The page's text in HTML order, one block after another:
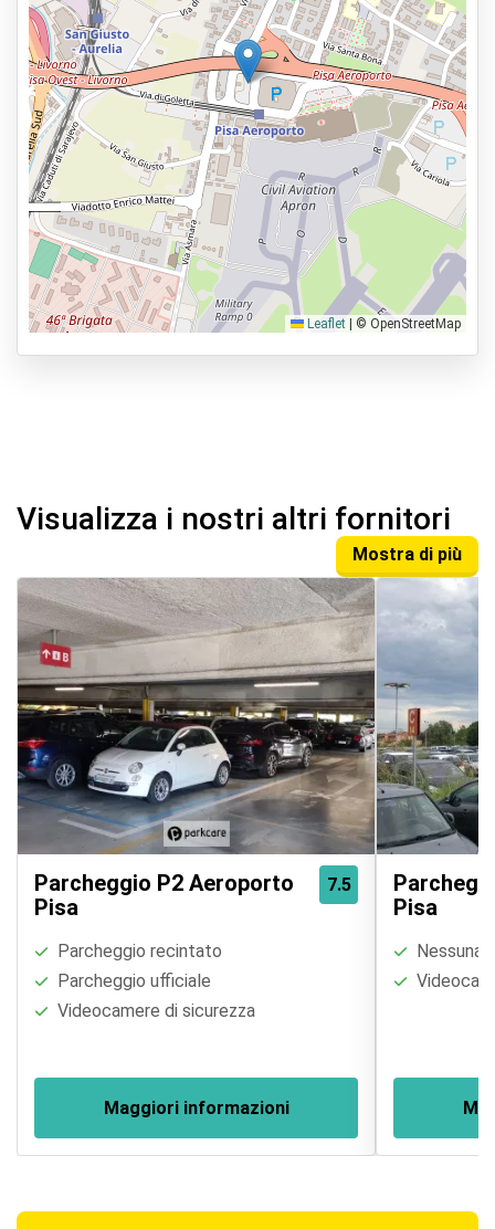
Leaflet © OpenStreetMap
Visualizza i nostri altri fornitori
Mostra di più
7.5
Parcheggio P2 Aeroporto
Pisa
Parcheggio recintato
Parcheggio ufficiale
Videocamere di sicurezza
Maggiori informazioni
Pisa
Nessuna